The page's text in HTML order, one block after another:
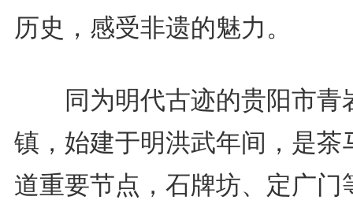
历史，感受非遗的魅力。
同为明代古迹的贵阳市青
镇，始建于明洪武年间，是茶
道重要节点，石牌坊、定广门